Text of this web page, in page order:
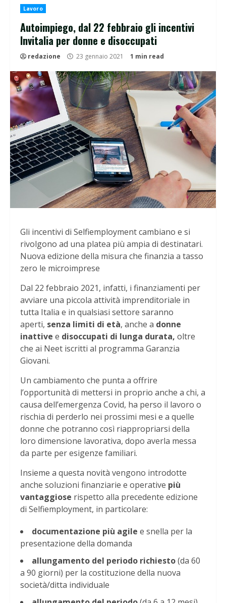
Lavoro
Autoimpiego, dal 22 febbraio gli incentivi
Invitalia per donne e disoccupati
redazione 23 gennaio 2021 1 min read
Gli incentivi di Selfiemployment cambiano e si
rivolgono ad una platea più ampia di destinatari.
Nuova edizione della misura che finanzia a tasso
zero le microimprese
Dal 22 febbraio 2021, infatti, i finanziamenti per
avviare una piccola attività imprenditoriale in
tutta Italia e in qualsiasi settore saranno
aperti, senza limiti di età, anche a donne
inattive e disoccupati di lunga durata, oltre
che ai Neet iscritti al programma Garanzia
Giovani.
Un cambiamento che punta a offrire
l’opportunità di mettersi in proprio anche a chi, a
causa dell’emergenza Covid, ha perso il lavoro o
rischia di perderlo nei prossimi mesi e a quelle
donne che potranno così riappropriarsi della
loro dimensione lavorativa, dopo averla messa
da parte per esigenze familiari.
Insieme a questa novità vengono introdotte
anche soluzioni finanziarie e operative più
vantaggiose rispetto alla precedente edizione
di Selfiemployment, in particolare:
documentazione più agile e snella per la
presentazione della domanda
allungamento del periodo richiesto(da 60
a 90 giorni) per la costituzione della nuova
società/ditta individuale